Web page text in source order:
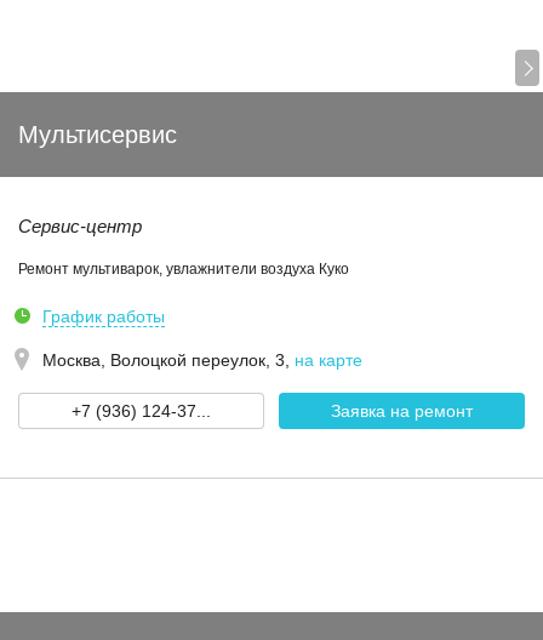
Мультисервис
Сервис-центр
Ремонт мультиварок, увлажнители воздуха Куко
График работы
Москва, Волоцкой переулок, 3 на карте
+7 (936) 124-37... Заявка на ремонт